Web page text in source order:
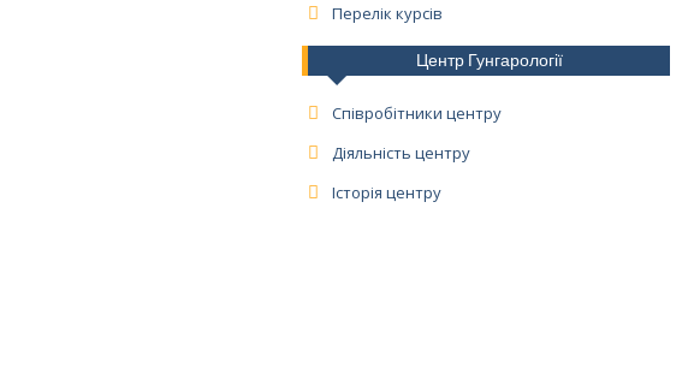
Перелік курсів
Центр Гунгарології
Співробітники центру
Діяльність центру
Історія центру